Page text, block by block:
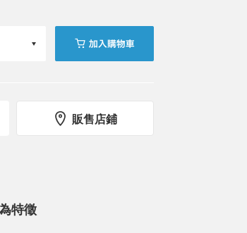
販售店鋪
特徵